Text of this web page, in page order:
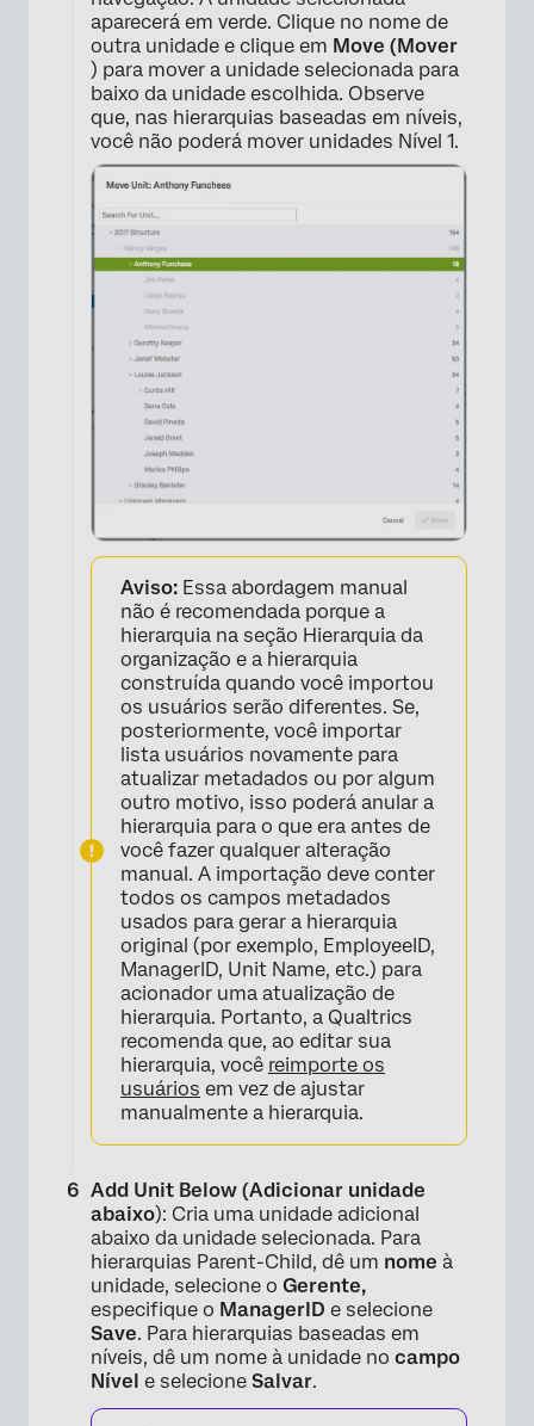
aparecerá em verde. Clique no nome de
outra unidade e clique em Move (Mover
) para mover a unidade selecionada para
baixo da unidade escolhida. Observe
que, nas hierarquias baseadas em níveis,
você não poderá mover unidades Nível 1.
×
Aviso: Essa abordagem manual
não é recomendada porque a
hierarquia na seção Hierarquia da
organização e a hierarquia
construída quando você importou
os usuários serão diferentes. Se,
posteriormente, você importar
lista usuários novamente para
atualizar metadados ou por algum
outro motivo, isso poderá anular a
hierarquia para o que era antes de
você fazer qualquer alteração
manual. A importação deve conter
todos os campos metadados
usados para gerar a hierarquia
original (por exemplo, EmployeeID,
ManagerID, Unit Name, etc.) para
acionador uma atualização de
hierarquia. Portanto, a Qualtrics
recomenda que, ao editar sua
hierarquia, você reimporte os
usuários em vez de ajustar
manualmente a hierarquia.
Add Unit Below (Adicionar unidade
abaixo): Cria uma unidade adicional
abaixo da unidade selecionada. Para
hierarquias Parent-Child, dê um nome à
unidade, selecione o Gerente,
especifique o ManagerID e selecione
Save. Para hierarquias baseadas em
níveis, dê um nome à unidade no campo
Nível e selecione Salvar.